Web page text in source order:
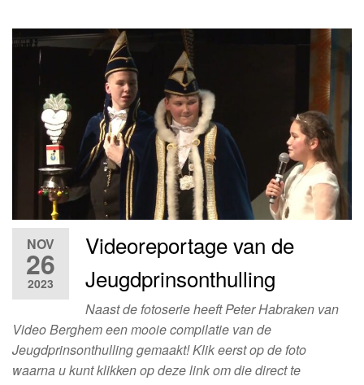
NOV
26
2023
Videoreportage van de
Jeugdprinsonthulling
Naast de fotoserie heeft Peter Habraken van
Video Berghem een mooie compilatie van de
Jeugdprinsonthulling gemaakt! Klik eerst op de foto
waarna u kunt klikken op deze link om die direct te